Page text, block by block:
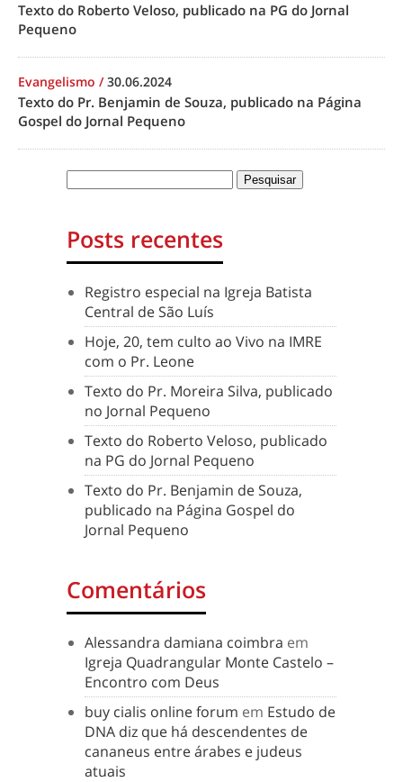
Texto do Roberto Veloso, publicado na PG do Jornal
Pequeno
Evangelismo /30.06.2024
Texto do Pr. Benjamin de Souza, publicado na Página
Gospel do Jornal Pequeno
Posts recentes
Registro especial na Igreja Batista
Central de São Luís
Hoje, 20, tem culto ao Vivo na IMRE
com o Pr. Leone
Texto do Pr. Moreira Silva, publicado
no Jornal Pequeno
Texto do Roberto Veloso, publicado
na PG do Jornal Pequeno
Texto do Pr. Benjamin de Souza,
publicado na Página Gospel do
Jornal Pequeno
Comentários
Alessandra damiana coimbra em
Igreja Quadrangular Monte Castelo –
Encontro com Deus
buy cialis online forum em Estudo de
DNA diz que há descendentes de
cananeus entre árabes e judeus
atuais